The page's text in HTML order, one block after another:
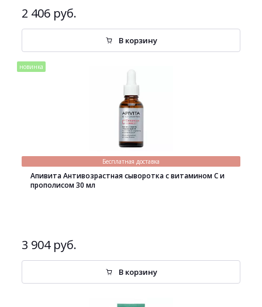
2 406 руб.
В корзину
новинка
Бесплатная доставка
Апивита Антивозрастная сыворотка с витамином С и
прополисом 30 мл
3 904 руб.
В корзину